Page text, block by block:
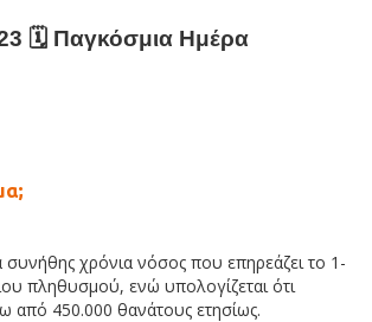
🗓 Παγκόσμια Ημέρα
συνήθης χρόνια νόσος που επηρεάζει το 1-
πληθυσμού, ενώ υπολογίζεται ότι
από 450.000 θανάτους ετησίως.